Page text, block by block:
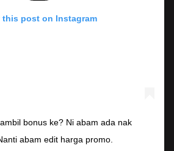
this post on Instagram
bonus ke? Ni abam ada nak
abam edit harga promo.